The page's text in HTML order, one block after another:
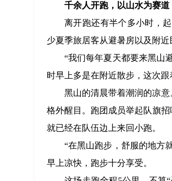
千余人开跑，以山水为赛道
离开跑还有半个多小时，
少夏季旅居客从避暑房以及附
“我们每年夏天都要来黑山
时早上多是在附近散步，这次跟
黑山的清晨带着潮润的凉
格外醒目。跑团成员举起队旗
就已经在队伍边上来回小跑。
“在黑山跑步，舒服的地方
早上凉快，跑步十分享受。